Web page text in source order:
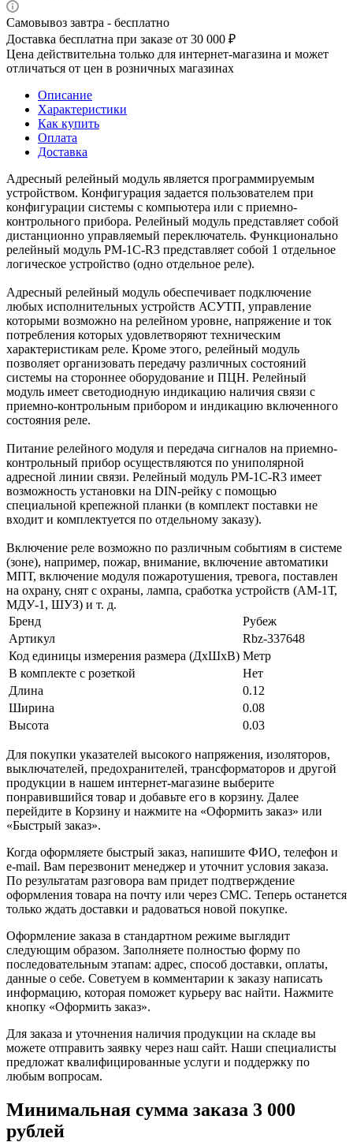
Самовывоз завтра - бесплатно
Доставка бесплатна при заказе от 30 000 ₽
Цена действительна только для интернет-магазина и может
отличаться от цен в розничных магазинах
Описание
Характеристики
Как купить
Оплата
Доставка
Адресный релейный модуль является программируемым
устройством. Конфигурация задается пользователем при
конфигурации системы с компьютера или с приемно-
контрольного прибора. Релейный модуль представляет собой
дистанционно управляемый переключатель. Функционально
релейный модуль РМ-1С-R3 представляет собой 1 отдельное
логическое устройство (одно отдельное реле).
Адресный релейный модуль обеспечивает подключение
любых исполнительных устройств АСУТП, управление
которыми возможно на релейном уровне, напряжение и ток
потребления которых удовлетворяют техническим
характеристикам реле. Кроме этого, релейный модуль
позволяет организовать передачу различных состояний
системы на стороннее оборудование и ПЦН. Релейный
модуль имеет светодиодную индикацию наличия связи с
приемно-контрольным прибором и индикацию включенного
состояния реле.
Питание релейного модуля и передача сигналов на приемно-
контрольный прибор осуществляются по униполярной
адресной линии связи. Релейный модуль РМ-1С-R3 имеет
возможность установки на DIN-рейку с помощью
специальной крепежной планки (в комплект поставки не
входит и комплектуется по отдельному заказу).
Включение реле возможно по различным событиям в системе
(зоне), например, пожар, внимание, включение автоматики
МПТ, включение модуля пожаротушения, тревога, поставлен
на охрану, снят с охраны, лампа, сработка устройств (АМ-1Т,
МДУ-1, ШУЗ) и т. д.
Бренд
Рубеж
Артикул
Rbz-337648
Код единицы измерения размера (ДхШхВ) Метр
В комплекте с розеткой
Нет
Длина
0.12
Ширина
0.08
Высота
0.03
Для покупки указателей высокого напряжения, изоляторов,
выключателей, предохранителей, трансформаторов и другой
продукции в нашем интернет-магазине выберите
понравившийся товар и добавьте его в корзину. Далее
перейдите в Корзину и нажмите на «Оформить заказ» или
«Быстрый заказ».
Когда оформляете быстрый заказ, напишите ФИО, телефон и
e-mail. Вам перезвонит менеджер и уточнит условия заказа.
По результатам разговора вам придет подтверждение
оформления товара на почту или через СМС. Теперь останется
только ждать доставки и радоваться новой покупке.
Оформление заказа в стандартном режиме выглядит
следующим образом. Заполняете полностью форму по
последовательным этапам: адрес, способ доставки, оплаты,
данные о себе. Советуем в комментарии к заказу написать
информацию, которая поможет курьеру вас найти. Нажмите
кнопку «Оформить заказ».
Для заказа и уточнения наличия продукции на складе вы
можете отправить заявку через наш сайт. Наши специалисты
предложат квалифицированные услуги и поддержку по
любым вопросам.
Минимальная сумма заказа 3 000
рублей